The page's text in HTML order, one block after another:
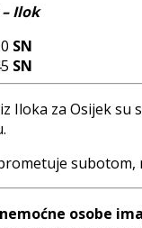
Ilok
SN
SN
Iloka za Osijek su
osobe